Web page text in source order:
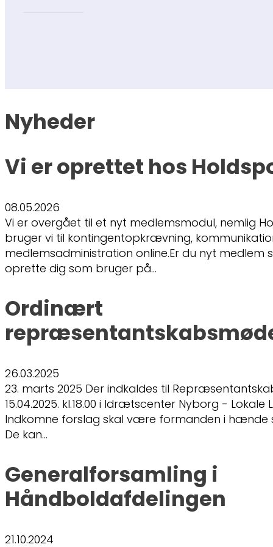
Nyheder
Vi er oprettet hos
08.05.2026
Vi er overgået til et nyt medlemsmodul, nemlig
bruger vi til kontingentopkrævning,
medlemsadministration online.Er du nyt medlem
oprette dig som bruger på…
Ordinært
26.03.2025
23. marts 2025 Der indkaldes til
15.04.2025. kl.18.00 i Idrætscenter Nyborg -
Indkomne forslag skal være formanden i hænde
De kan…
Generalforsamling i
Håndboldafdelingen
21.10.2024